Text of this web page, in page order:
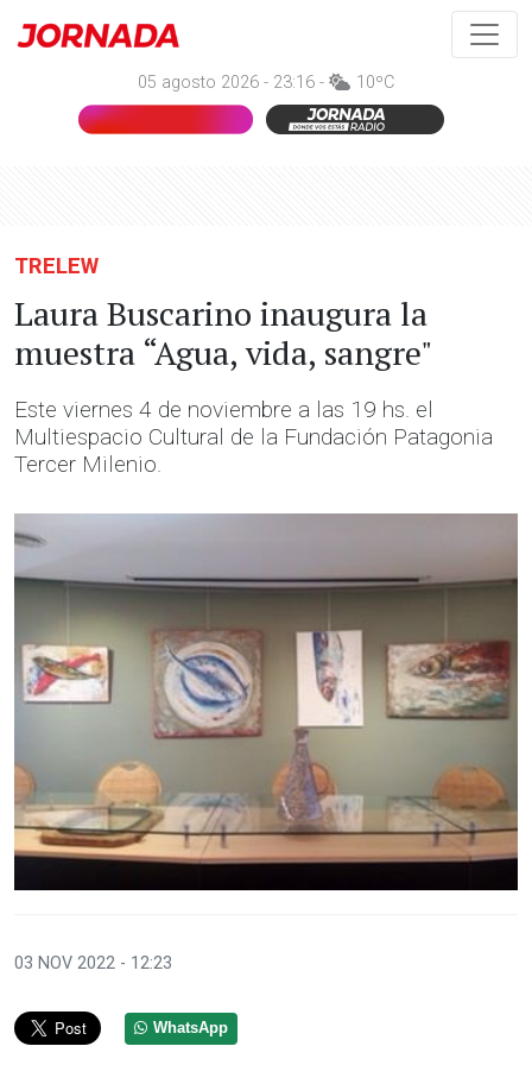
05 agosto 2026 - 23:16 - 10ºC
TRELEW
Laura Buscarino inaugura la
muestra “Agua, vida, sangre"
Este viernes 4 de noviembre a las 19 hs. el
Multiespacio Cultural de la Fundación Patagonia
Tercer Milenio.
03 NOV 2022 - 12:23
WhatsApp